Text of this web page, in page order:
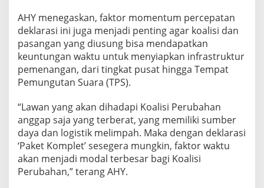
AHY menegaskan, faktor momentum percepatan
deklarasi ini juga menjadi penting agar koalisi dan
pasangan yang diusung bisa mendapatkan
keuntungan waktu untuk menyiapkan infrastruktur
pemenangan, dari tingkat pusat hingga Tempat
Pemungutan Suara (TPS).
“Lawan yang akan dihadapi Koalisi Perubahan
anggap saja yang terberat, yang memiliki sumber
daya dan logistik melimpah. Maka dengan deklarasi
‘Paket Komplet’ sesegera mungkin, faktor waktu
akan menjadi modal terbesar bagi Koalisi
Perubahan,” terang AHY.